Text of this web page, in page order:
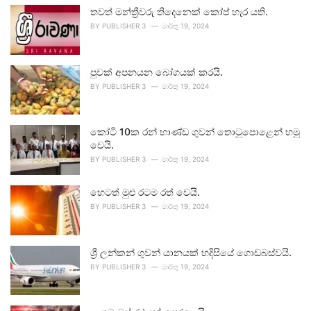
තවත් මන්ත්‍රීවරු තිදෙනෙක් කෝප් හැර යති.
BY PUBLISHER 3 මාර්තු 19, 2024
පුවක් අපනයන බෝගයක් කරයි.
BY PUBLISHER 3 මාර්තු 19, 2024
කෝටි 10ක රන් භාණ්ඩ ගුවන් තොටුපොළෙන් හමු
වෙයි.
BY PUBLISHER 3 මාර්තු 19, 2024
හෙටත් මුළු රටම රත් වෙයි.
BY PUBLISHER 3 මාර්තු 19, 2024
ශ්‍රී ලන්කන් ගුවන් යානයක් හදිසියේ ගොඩබස්වයි.
BY PUBLISHER 3 මාර්තු 19, 2024